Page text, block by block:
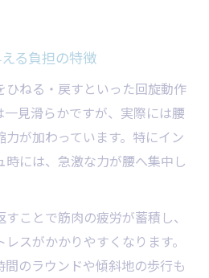
る負担の特徴
ひねる・戻すといった回旋動作
見滑らかですが、実際には腰
が加わっています。特にイン
時には、急激な力が腰へ集中し
ことで筋肉の疲労が蓄積し、
スがかかりやすくなります。
のラウンドや傾斜地の歩行も